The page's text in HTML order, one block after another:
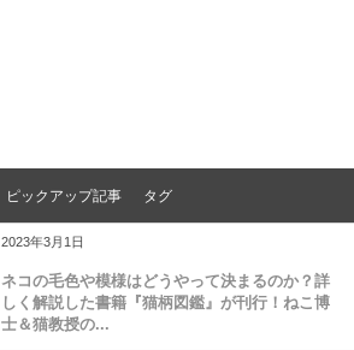
ピックアップ記事 タグ
2023年3月1日
ネコの毛色や模様はどうやって決まるのか？詳
しく解説した書籍『猫柄図鑑』が刊行！ねこ博
士＆猫教授の...